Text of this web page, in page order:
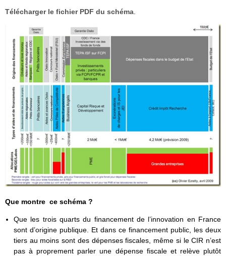
Télécharger le fichier PDF du schéma.
Que montre ce schéma ?
Que les trois quarts du financement de l’innovation en France
sont d’origine publique. Et dans ce financement public, les deux
tiers au moins sont des dépenses fiscales, même si le CIR n’est
pas à proprement parler une dépense fiscale et relève plutôt